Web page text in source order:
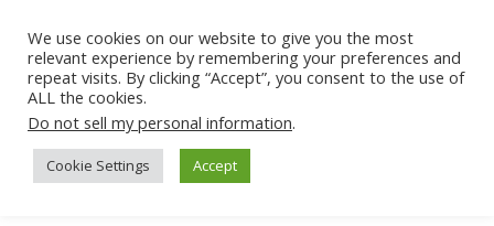
We use cookies on our website to give you the most
relevant experience by remembering your preferences and
repeat visits. By clicking “Accept”, you consent to the use of
ALL the cookies.
Do not sell my personal information.
Cookie Settings Accept